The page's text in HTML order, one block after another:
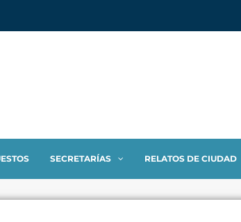
SECRETARÍAS RELATOS DE CIUDAD